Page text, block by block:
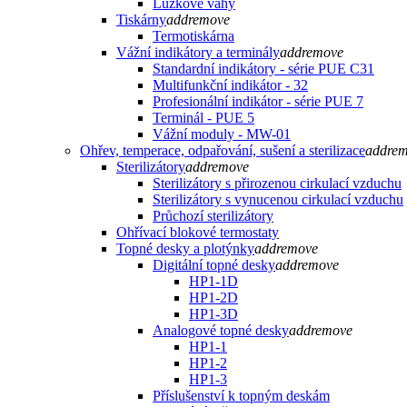
Lůžkové váhy
Tiskárnyaddremove
Termotiskárna
Vážní indikátory a terminályaddremove
Standardní indikátory - série PUE C31
Multifunkční indikátor - 32
Profesionální indikátor - série PUE 7
Terminál - PUE 5
Vážní moduly - MW-01
Ohřev, temperace, odpařování, sušení a sterilizaceadd
Sterilizátoryaddremove
Sterilizátory s přirozenou cirkulací vzduchu
Sterilizátory s vynucenou cirkulací vzduchu
Průchozí sterilizátory
Ohřívací blokové termostaty
Topné desky a plotýnkyaddremove
Digitální topné deskyaddremove
HP1-1D
HP1-2D
HP1-3D
Analogové topné deskyaddremove
HP1-1
HP1-2
HP1-3
Příslušenství k topným deskám